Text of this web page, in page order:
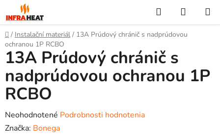
Prejsť
na
obsah
Hľadať
KOŠÍK
Domov
/ Instalační materiál / 13A Prúdový chránič s nadprúdovou
ochranou 1P RCBO
13A Prúdový chránič s
nadprúdovou ochranou 1P
RCBO
Priemerné
hodnotenie
Neohodnotené Podrobnosti hodnotenia
Značka: Bonega